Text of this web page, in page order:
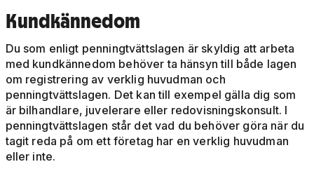
Kundkännedom
Du som enligt penningtvättslagen är skyldig att arbeta
med kundkännedom behöver ta hänsyn till både lagen
om registrering av verklig huvudman och
penningtvättslagen. Det kan till exempel gälla dig som
är bilhandlare, juvelerare eller redovisningskonsult. I
penningtvättslagen står det vad du behöver göra när du
tagit reda på om ett företag har en verklig huvudman
eller inte.